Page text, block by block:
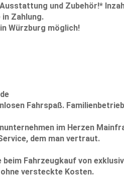
und Zubehör!*
Zahlung.
Würzburg möglich!
Fahrspaß.
im Herzen
dem man vertraut.
Fahrzeugkauf von
versteckte Kosten.